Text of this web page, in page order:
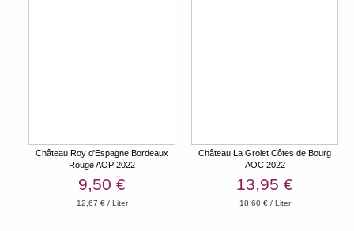
Château Roy d'Espagne Bordeaux
Rouge AOP 2022
9,50 €
12,67 € / Liter
Château La Grolet Côtes de Bourg
AOC 2022
13,95 €
18,60 € / Liter